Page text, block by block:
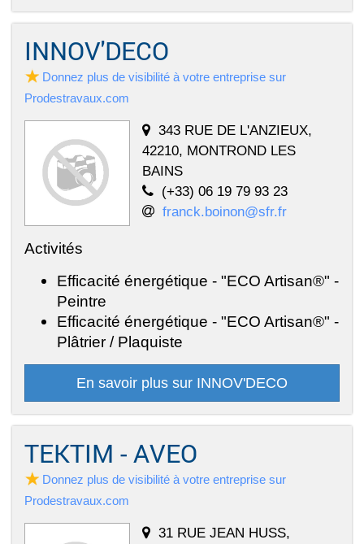
INNOV'DECO
Donnez plus de visibilité à votre entreprise sur
Prodestravaux.com
343 RUE DE L'ANZIEUX,
42210, MONTROND LES
BAINS
(+33) 06 19 79 93 23
franck.boinon@sfr.fr
Activités
Efficacité énergétique - "ECO Artisan®" -
Peintre
Efficacité énergétique - "ECO Artisan®" -
Plâtrier / Plaquiste
En savoir plus sur INNOV'DECO
TEKTIM - AVEO
Donnez plus de visibilité à votre entreprise sur
Prodestravaux.com
31 RUE JEAN HUSS,